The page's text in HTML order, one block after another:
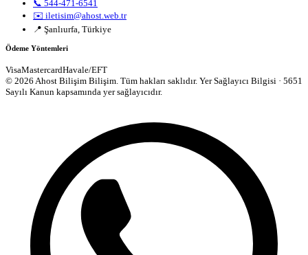
📞 544-471-6541
✉️ iletisim@ahost.web.tr
📍 Şanlıurfa, Türkiye
Ödeme Yöntemleri
VisaMastercardHavale/EFT
© 2026 Ahost Bilişim Bilişim. Tüm hakları saklıdır. Yer Sağlayıcı Bilgisi · 5651
Sayılı Kanun kapsamında yer sağlayıcıdır.